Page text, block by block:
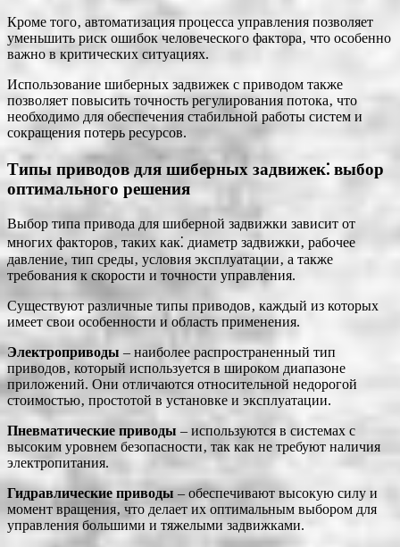
Кроме того‚ автоматизация процесса управления позволяет
уменьшить риск ошибок человеческого фактора‚ что особенно
важно в критических ситуациях.
Использование шиберных задвижек с приводом также
позволяет повысить точность регулирования потока‚ что
необходимо для обеспечения стабильной работы систем и
сокращения потерь ресурсов.
Типы приводов для шиберных задвижек⁚ выбор
оптимального решения
Выбор типа привода для шиберной задвижки зависит от
многих факторов‚ таких как⁚ диаметр задвижки‚ рабочее
давление‚ тип среды‚ условия эксплуатации‚ а также
требования к скорости и точности управления.
Существуют различные типы приводов‚ каждый из которых
имеет свои особенности и область применения.
Электроприводы – наиболее распространенный тип
приводов‚ который используется в широком диапазоне
приложений. Они отличаются относительной недорогой
стоимостью‚ простотой в установке и эксплуатации.
Пневматические приводы – используются в системах с
высоким уровнем безопасности‚ так как не требуют наличия
электропитания.
Гидравлические приводы – обеспечивают высокую силу и
момент вращения‚ что делает их оптимальным выбором для
управления большими и тяжелыми задвижками.